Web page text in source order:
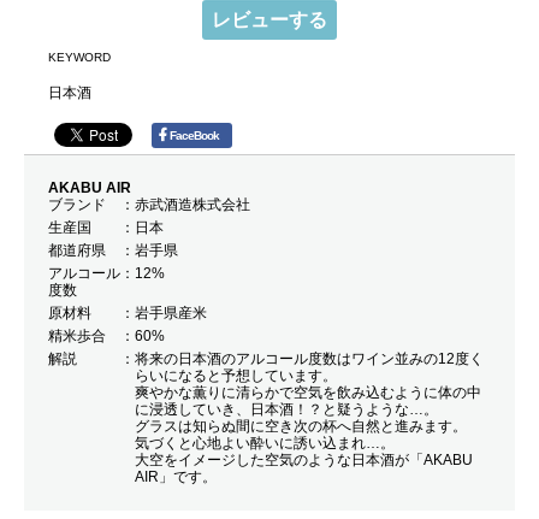
レビューする
KEYWORD
日本酒
FaceBook
AKABU AIR
ブランド
赤武酒造株式会社
生産国
日本
都道府県
岩手県
アルコール
度数
12%
原材料
岩手県産米
精米歩合
60%
解説
将来の日本酒のアルコール度数はワイン並みの12度く
らいになると予想しています。
爽やかな薫りに清らかで空気を飲み込むように体の中
に浸透していき、日本酒！？と疑うような…。
グラスは知らぬ間に空き次の杯へ自然と進みます。
気づくと心地よい酔いに誘い込まれ…。
大空をイメージした空気のような日本酒が「AKABU
AIR」です。